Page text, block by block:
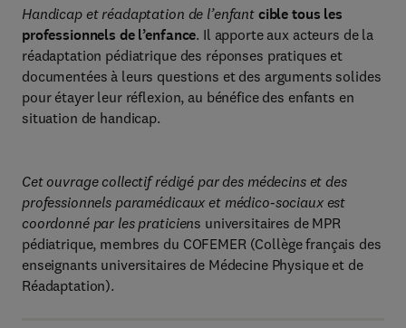
Handicap et réadaptation de l’enfant cible tous les
professionnels de l’enfance. Il apporte aux acteurs de la
réadaptation pédiatrique des réponses pratiques et
documentées à leurs questions et des arguments solides
pour étayer leur réflexion, au bénéfice des enfants en
situation de handicap.
Cet ouvrage collectif rédigé par des médecins et des
professionnels paramédicaux et médico-sociaux est
coordonné par les praticiens universitaires de MPR
pédiatrique, membres du COFEMER (Collège français des
enseignants universitaires de Médecine Physique et de
Réadaptation).